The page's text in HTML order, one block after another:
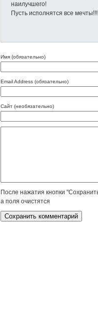
наилучшего!
Пусть исполнятся все
Имя (обязательно)
Email Address (обязательно)
Сайт (необязательно)
После нажатия кнопки
а поля очистятся